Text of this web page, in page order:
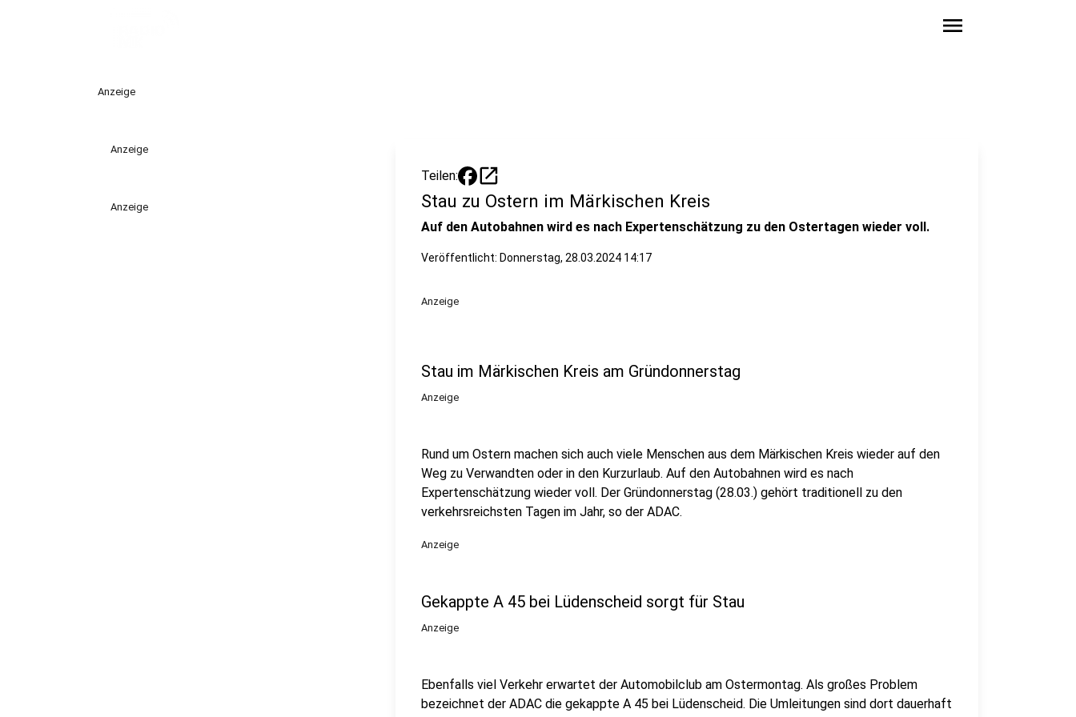
menu
Anzeige
Anzeige
Anzeige
Teilen: open_in_new
Stau zu Ostern im Märkischen Kreis
Auf den Autobahnen wird es nach Expertenschätzung zu den Ostertagen wieder voll.
Veröffentlicht: Donnerstag, 28.03.2024 14:17
Anzeige
Stau im Märkischen Kreis am Gründonnerstag
Anzeige
Rund um Ostern machen sich auch viele Menschen aus dem Märkischen Kreis wieder auf den
Weg zu Verwandten oder in den Kurzurlaub. Auf den Autobahnen wird es nach
Expertenschätzung wieder voll. Der Gründonnerstag (28.03.) gehört traditionell zu den
verkehrsreichsten Tagen im Jahr, so der ADAC.
Anzeige
Gekappte A 45 bei Lüdenscheid sorgt für Stau
Anzeige
Ebenfalls viel Verkehr erwartet der Automobilclub am Ostermontag. Als großes Problem
bezeichnet der ADAC die gekappte A 45 bei Lüdenscheid. Die Umleitungen sind dort dauerhaft